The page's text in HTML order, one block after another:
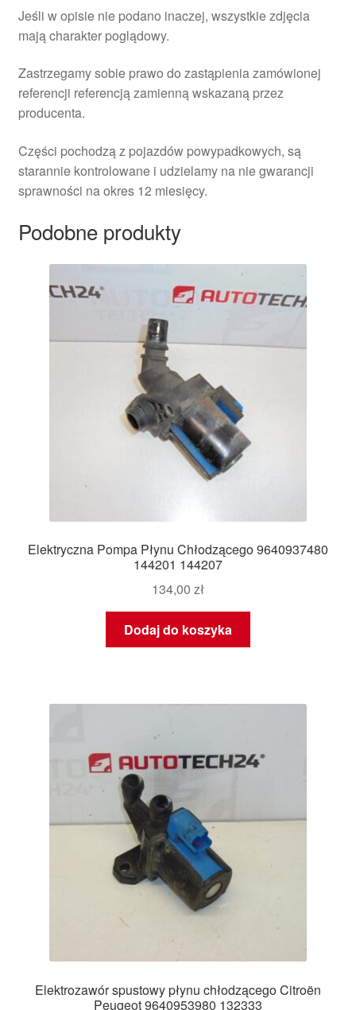
Jeśli w opisie nie podano inaczej, wszystkie zdjęcia
mają charakter poglądowy.
Zastrzegamy sobie prawo do zastąpienia zamówionej
referencji referencją zamienną wskazaną przez
producenta.
Części pochodzą z pojazdów powypadkowych, są
starannie kontrolowane i udzielamy na nie gwarancji
sprawności na okres 12 miesięcy.
Podobne produkty
Elektryczna Pompa Płynu Chłodzącego 9640937480
144201 144207
134,00 zł
Dodaj do koszyka
Elektrozawór spustowy płynu chłodzącego Citroën
Peugeot 9640953980 132333